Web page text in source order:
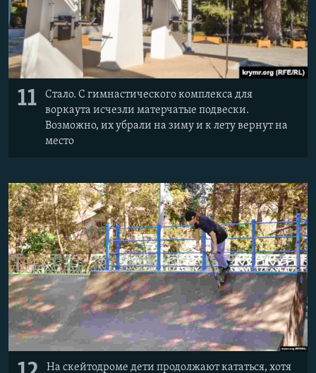
11
Стало. С гимнастического комплекса для
воркаута исчезли матерчатые подвески.
Возможно, их убрали на зиму и к лету вернут на
место
На скейтодроме дети продолжают кататься, хотя